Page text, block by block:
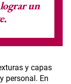
un
y capas
personal. En